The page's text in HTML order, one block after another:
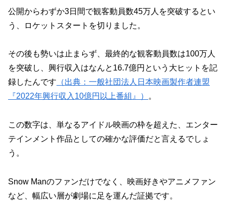
公開からわずか3日間で観客動員数45万人を突破するとい
う、ロケットスタートを切りました。
その後も勢いは止まらず、最終的な観客動員数は100万人
を突破し、興行収入はなんと16.7億円という大ヒットを記
録したんです （出典：一般社団法人日本映画製作者連盟
『2022年興行収入10億円以上番組』） 。
この数字は、単なるアイドル映画の枠を超えた、エンター
テインメント作品としての確かな評価だと言えるでしょ
う。
Snow Manのファンだけでなく、映画好きやアニメファン
など、幅広い層が劇場に足を運んだ証拠です。